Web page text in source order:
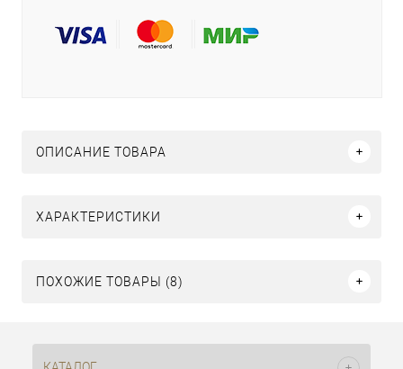
ОПИСАНИЕ ТОВАРА
ХАРАКТЕРИСТИКИ
ПОХОЖИЕ ТОВАРЫ (8)